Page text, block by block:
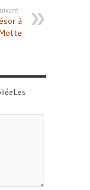
:
à